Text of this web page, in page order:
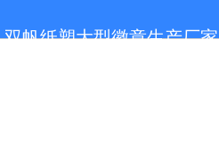
双帆纸塑大型徽章生产厂家
网站首页